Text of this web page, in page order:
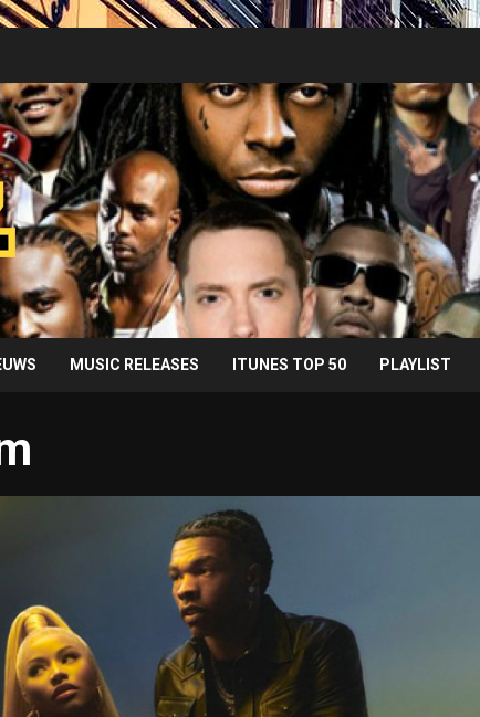
MUSIC RELEASES ITUNES TOP 50 PLAYLIST
Taylor Swift officieel getrouwd met Travis
Kelce
1 month ago